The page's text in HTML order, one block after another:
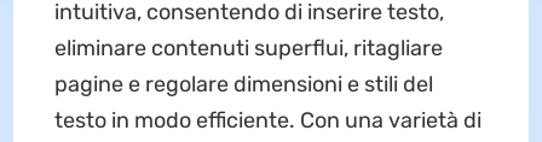
intuitiva, consentendo di inserire testo,
eliminare contenuti superflui, ritagliare
pagine e regolare dimensioni e stili del
testo in modo efficiente. Con una varietà di